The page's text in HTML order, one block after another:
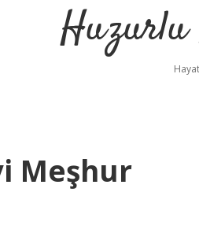
Huzurlu
Meşhur